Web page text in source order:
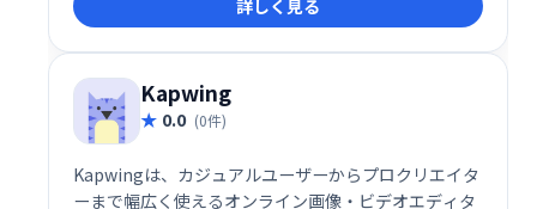
ドであり、マーケティングキャンペーンに合わせてア
ニメーションビデオをカスタマイズするための完全な
クリエイティブコントロールを備えた数千のテンプレ
ートが付属しています。
詳しく見る
Kapwing
0.0 (0件)
Kapwingは、カジュアルユーザーからプロクリエイタ
ーまで幅広く使えるオンライン画像・ビデオエディタ